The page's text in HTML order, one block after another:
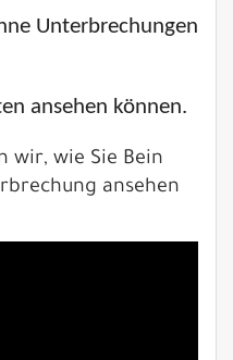
Unterbrechungen
ansehen können.
wir, wie Sie Bein
ansehen